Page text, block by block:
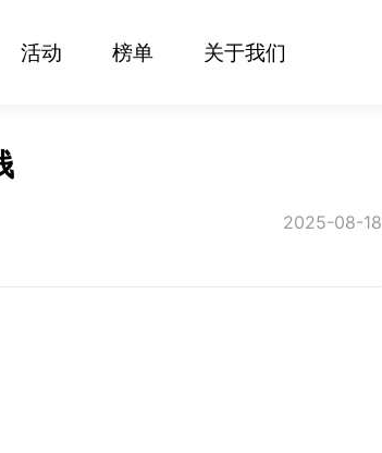
活动 榜单 关于我们
2025-08-18